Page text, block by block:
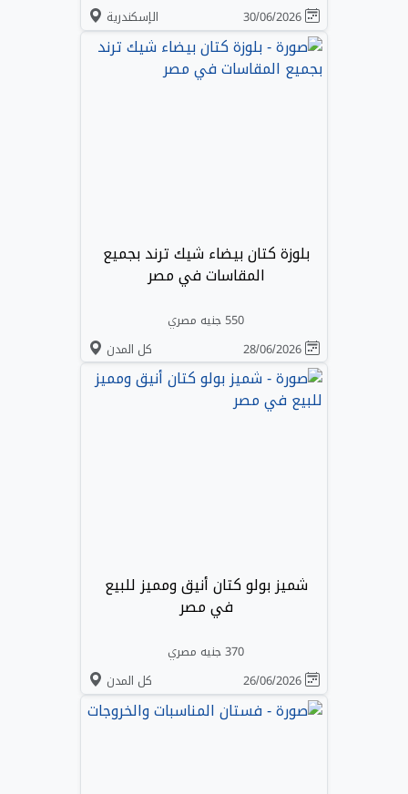
الإسكندرية
بلوزة كتان بيضاء شيك ترند بجميع
المقاسات في مصر
550 جنيه مصري
كل المدن
شميز بولو كتان أنيق ومميز للبيع
في مصر
370 جنيه مصري
كل المدن